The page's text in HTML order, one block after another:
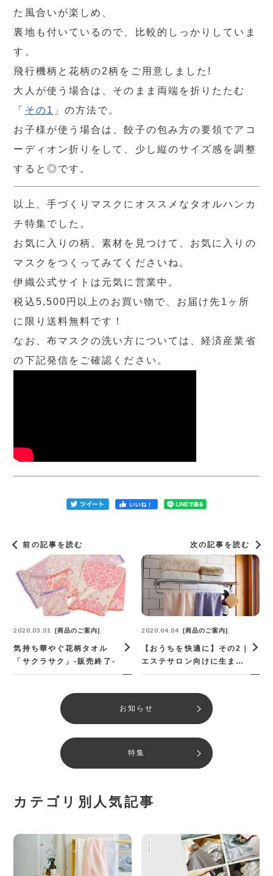
た風合いが楽しめ、
裏地も付いているので、比較的しっかりしていま
す。
飛行機柄と花柄の2柄をご用意しました!
大人が使う場合は、そのまま両端を折りたたむ
「 その1 」の方法で。
お子様が使う場合は、餃子の包み方の要領でアコ
ーディオン折りをして、少し縦のサイズ感を調整
すると◎です。
以上、手づくりマスクにオススメなタオルハンカ
チ特集でした。
お気に入りの柄、素材を見つけて、お気に入りの
マスクをつくってみてくださいね。
伊織公式サイトは元気に営業中。
税込5,500円以上のお買い物で、お届け先1ヶ所
に限り送料無料です！
なお、布マスクの洗い方については、経済産業省
の下記発信をご確認ください。
前の記事を読む
2020.03.01 商品のご案内
気持ち華やぐ花柄タオル
「サクラサク」-販売終了-
次の記事を読む
2020.04.04 商品のご案内
【おうちを快適に】その2｜
エステサロン向けに生まれ
た、しっとり&ふんわりタ
お知らせ
特集
カテゴリ別人気記事